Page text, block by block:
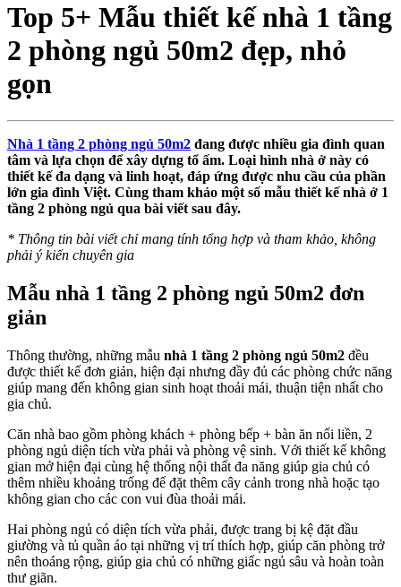
Top 5+ Mẫu thiết kế nhà 1 tầng
2 phòng ngủ 50m2 đẹp, nhỏ
gọn
Nhà 1 tầng 2 phòng ngủ 50m2 đang được nhiều gia đình quan
tâm và lựa chọn để xây dựng tổ ấm. Loại hình nhà ở này có
thiết kế đa dạng và linh hoạt, đáp ứng được nhu cầu của phần
lớn gia đình Việt. Cùng tham khảo một số mẫu thiết kế nhà ở 1
tầng 2 phòng ngủ qua bài viết sau đây.
* Thông tin bài viết chỉ mang tính tổng hợp và tham khảo, không
phải ý kiến chuyên gia
Mẫu nhà 1 tầng 2 phòng ngủ 50m2 đơn
giản
Thông thường, những mẫu nhà 1 tầng 2 phòng ngủ 50m2 đều
được thiết kế đơn giản, hiện đại nhưng đầy đủ các phòng chức năng
giúp mang đến không gian sinh hoạt thoải mái, thuận tiện nhất cho
gia chủ.
Căn nhà bao gồm phòng khách + phòng bếp + bàn ăn nối liền, 2
phòng ngủ diện tích vừa phải và phòng vệ sinh. Với thiết kế không
gian mở hiện đại cùng hệ thống nội thất đa năng giúp gia chủ có
thêm nhiều khoảng trống để đặt thêm cây cảnh trong nhà hoặc tạo
không gian cho các con vui đùa thoải mái.
Hai phòng ngủ có diện tích vừa phải, được trang bị kệ đặt đầu
giường và tủ quần áo tại những vị trí thích hợp, giúp căn phòng trở
nên thoáng rộng, giúp gia chủ có những giấc ngủ sâu và hoàn toàn
thư giãn.